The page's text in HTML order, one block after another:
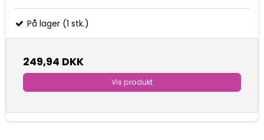
På lager (1 stk.)
249,94 DKK
Vis produkt